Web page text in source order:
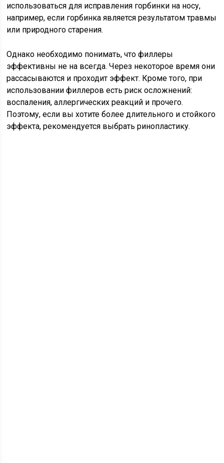
использоваться для исправления горбинки на носу,
например, если горбинка является результатом травмы
или природного старения.
Однако необходимо понимать, что филлеры
эффективны не на всегда. Через некоторое время они
рассасываются и проходит эффект. Кроме того, при
использовании филлеров есть риск осложнений:
воспаления, аллергических реакций и прочего.
Поэтому, если вы хотите более длительного и стойкого
эффекта, рекомендуется выбрать ринопластику.